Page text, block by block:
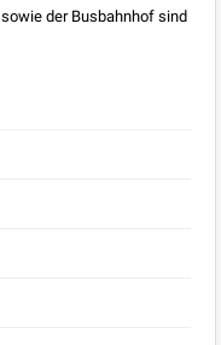
der Busbahnhof sind